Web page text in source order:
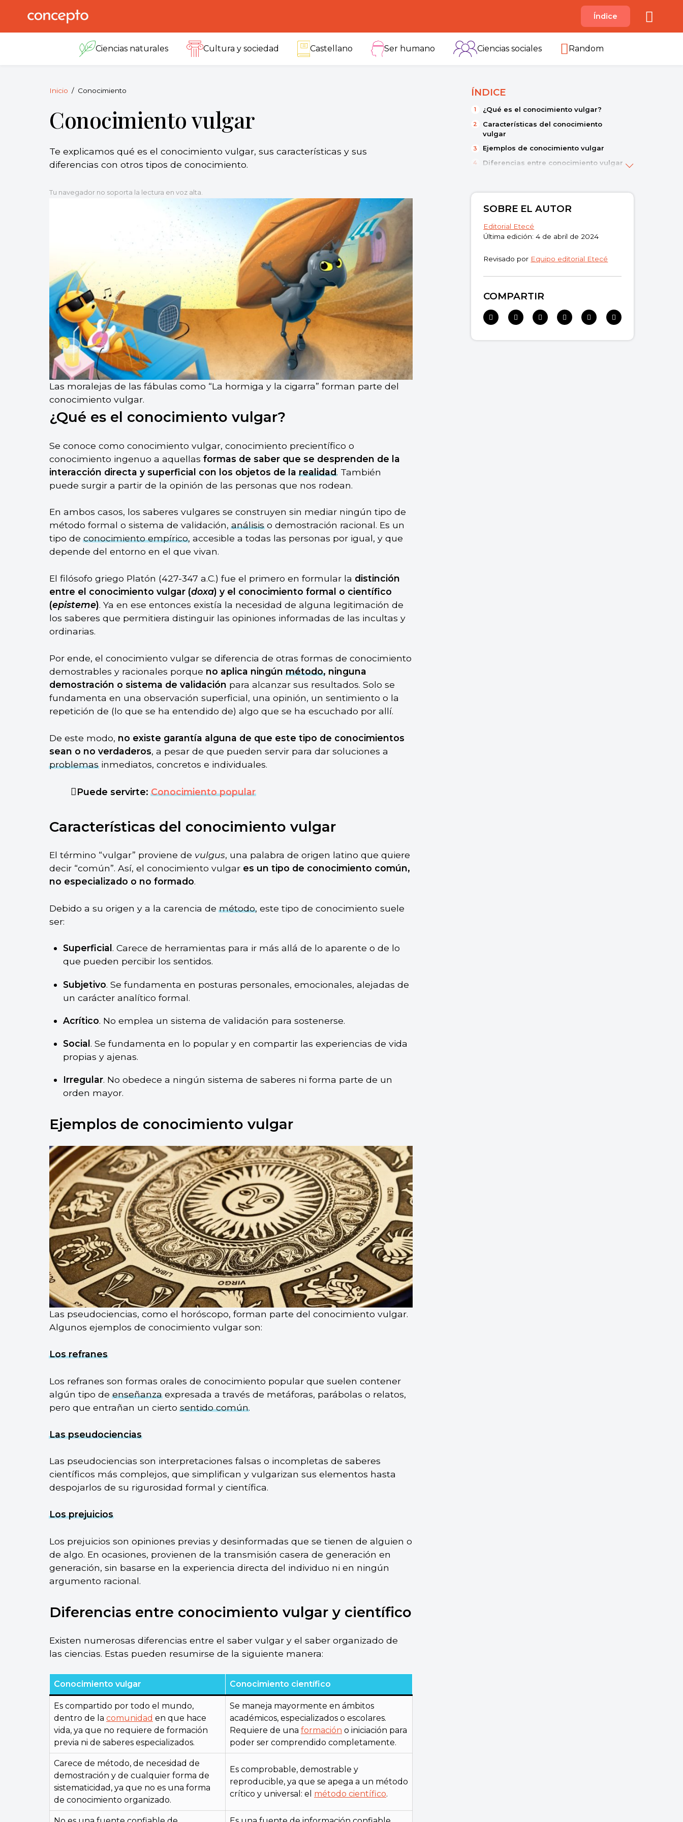
reservados.
B C
Índice
Ciencias naturales Cultura y sociedad Castellano Ser humano Ciencias sociales Random
Inicio Conocimiento
Conocimiento vulgar
Te explicamos qué es el conocimiento vulgar, sus características y sus
diferencias con otros tipos de conocimiento.
Tu navegador no soporta la lectura en voz alta.
Las moralejas de las fábulas como “La hormiga y la cigarra” forman parte del
conocimiento vulgar.
¿Qué es el conocimiento vulgar?
Se conoce como conocimiento vulgar, conocimiento precientífico o
conocimiento ingenuo a aquellas formas de saber que se desprenden de la
interacción directa y superficial con los objetos de larealidad. También
puede surgir a partir de la opinión de las personas que nos rodean.
En ambos casos, los saberes vulgares se construyen sin mediar ningún tipo de
método formal o sistema de validación,análisiso demostración racional. Es un
tipo deconocimiento empírico, accesible a todas las personas por igual, y que
depende del entorno en el que vivan.
El filósofo griego Platón (427-347 a.C.) fue el primero en formular la distinción
entre el conocimiento vulgar (doxa) y el conocimiento formal o científico
(episteme). Ya en ese entonces existía la necesidad de alguna legitimación de
los saberes que permitiera distinguir las opiniones informadas de las incultas y
ordinarias.
Por ende, el conocimiento vulgar se diferencia de otras formas de conocimiento
demostrables y racionales porque no aplica ningúnmétodo, ninguna
demostración o sistema de validación para alcanzar sus resultados. Solo se
fundamenta en una observación superficial, una opinión, un sentimiento o la
repetición de (lo que se ha entendido de) algo que se ha escuchado por allí.
De este modo, no existe garantía alguna de que este tipo de conocimientos
sean o no verdaderos, a pesar de que pueden servir para dar soluciones a
problemasinmediatos, concretos e individuales.
Puede servirte:Conocimiento popular
Características del conocimiento vulgar
El término “vulgar” proviene de vulgus, una palabra de origen latino que quiere
decir “común”. Así, el conocimiento vulgar es un tipo de conocimiento común,
no especializado o no formado.
Debido a su origen y a la carencia demétodo, este tipo de conocimiento suele
ser:
Superficial . Carece de herramientas para ir más allá de lo aparente o de lo
que pueden percibir los sentidos.
Subjetivo. Se fundamenta en posturas personales, emocionales, alejadas de
un carácter analítico formal.
Acrítico. No emplea un sistema de validación para sostenerse.
Social . Se fundamenta en lo popular y en compartir las experiencias de vida
propias y ajenas.
Irregular. No obedece a ningún sistema de saberes ni forma parte de un
orden mayor.
Ejemplos de conocimiento vulgar
Las pseudociencias, como el horóscopo, forman parte del conocimiento vulgar.
Algunos ejemplos de conocimiento vulgar son:
Los refranes
Los refranes son formas orales de conocimiento popular que suelen contener
algún tipo deenseñanzaexpresada a través de metáforas, parábolas o relatos,
pero que entrañan un ciertosentido común.
Las pseudociencias
Las pseudociencias son interpretaciones falsas o incompletas de saberes
científicos más complejos, que simplifican y vulgarizan sus elementos hasta
despojarlos de su rigurosidad formal y científica.
Los prejuicios
Los prejuicios son opiniones previas y desinformadas que se tienen de alguien o
de algo. En ocasiones, provienen de la transmisión casera de generación en
generación, sin basarse en la experiencia directa del individuo ni en ningún
argumento racional.
Diferencias entre conocimiento vulgar y científico
Existen numerosas diferencias entre el saber vulgar y el saber organizado de
las ciencias. Estas pueden resumirse de la siguiente manera:
Conocimiento vulgar Conocimiento científico
Es compartido por todo el mundo,
dentro de la comunidad en que hace
vida, ya que no requiere de formación
previa ni de saberes especializados.
Se maneja mayormente en ámbitos
académicos, especializados o escolares.
Requiere de una formación o iniciación para
poder ser comprendido completamente.
Carece de método, de necesidad de
demostración y de cualquier forma de
sistematicidad, ya que no es una forma
de conocimiento organizado.
Es comprobable, demostrable y
reproducible, ya que se apega a un método
crítico y universal: el método científico.
ÍNDICE
¿Qué es el conocimiento vulgar?
Características del conocimiento
vulgar
Ejemplos de conocimiento vulgar
Diferencias entre conocimiento vulgar
SOBRE EL AUTOR
Editorial Etecé
Última edición: 4 de abril de 2024
Revisado por Equipo editorial Etecé
COMPARTIR